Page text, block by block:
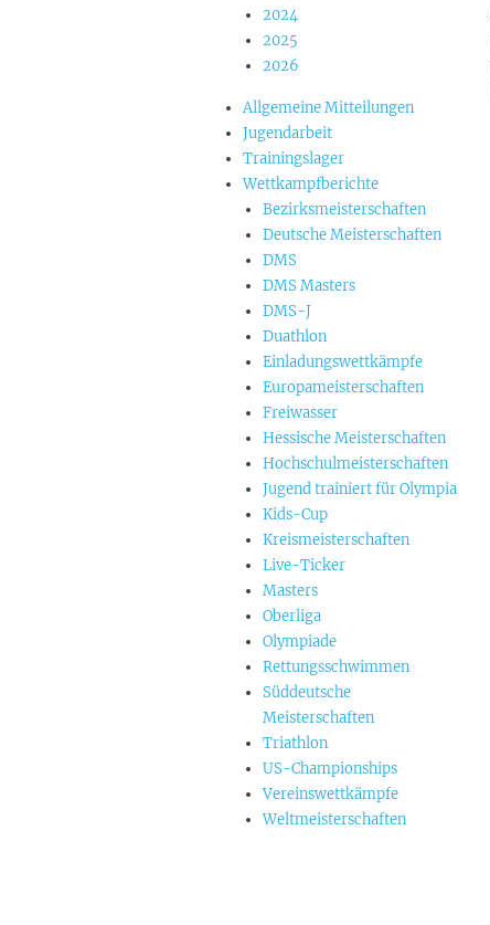
2024
2025
2026
Allgemeine Mitteilungen
Jugendarbeit
Trainingslager
Wettkampfberichte
Bezirksmeisterschaften
Deutsche Meisterschaften
DMS
DMS Masters
DMS-J
Duathlon
Einladungswettkämpfe
Europameisterschaften
Freiwasser
Hessische Meisterschaften
Hochschulmeisterschaften
Jugend trainiert für Olympia
Kids-Cup
Kreismeisterschaften
Live-Ticker
Masters
Oberliga
Olympiade
Rettungsschwimmen
Süddeutsche
Meisterschaften
Triathlon
US-Championships
Vereinswettkämpfe
Weltmeisterschaften